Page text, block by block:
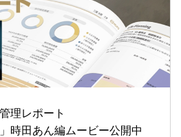
理レポート
時田あん編ムービー公開中